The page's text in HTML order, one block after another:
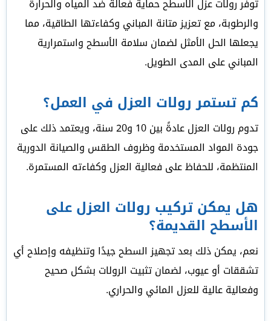
توفر رولات عزل الاسطح حماية فعالة ضد المياه والحرارة
والرطوبة، مع تعزيز متانة المباني وكفاءتها الطاقية، مما
يجعلها الحل الأمثل لضمان سلامة الأسطح واستمرارية
المباني على المدى الطويل.
كم تستمر رولات العزل في العمل؟
تدوم رولات العزل عادةً بين 10 و20 سنة، ويعتمد ذلك على
جودة المواد المستخدمة وظروف الطقس والصيانة الدورية
المنتظمة، للحفاظ على فعالية العزل وكفاءته المستمرة.
هل يمكن تركيب رولات العزل على
الأسطح القديمة؟
نعم، يمكن ذلك بعد تجهيز السطح جيدًا وتنظيفه وإصلاح أي
تشققات أو عيوب، لضمان تثبيت الرولات بشكل صحيح
وفعالية عالية للعزل المائي والحراري.